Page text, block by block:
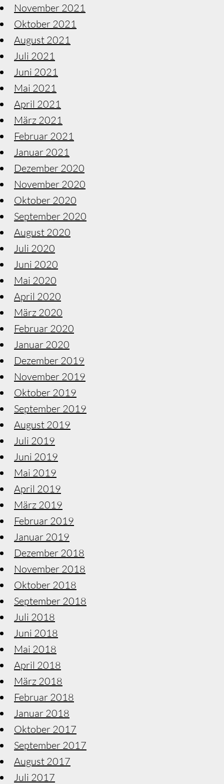
November 2021
Oktober 2021
August 2021
Juli 2021
Juni 2021
Mai 2021
April 2021
März 2021
Februar 2021
Januar 2021
Dezember 2020
November 2020
Oktober 2020
September 2020
August 2020
Juli 2020
Juni 2020
Mai 2020
April 2020
März 2020
Februar 2020
Januar 2020
Dezember 2019
November 2019
Oktober 2019
September 2019
August 2019
Juli 2019
Juni 2019
Mai 2019
April 2019
März 2019
Februar 2019
Januar 2019
Dezember 2018
November 2018
Oktober 2018
September 2018
Juli 2018
Juni 2018
Mai 2018
April 2018
März 2018
Februar 2018
Januar 2018
Oktober 2017
September 2017
August 2017
Juli 2017